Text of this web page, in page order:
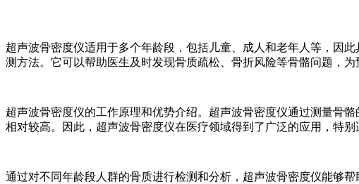
超声波骨密度仪适用于多个年龄段，包括儿童、成人和老年人等，因
测方法。它可以帮助医生及时发现骨质疏松、骨折风险等骨骼问题，
超声波骨密度仪的工作原理和优势介绍。超声波骨密度仪通过测量骨
相对较高。因此，超声波骨密度仪在医疗领域得到了广泛的应用，特
通过对不同年龄段人群的骨质进行检测和分析，超声波骨密度仪能够